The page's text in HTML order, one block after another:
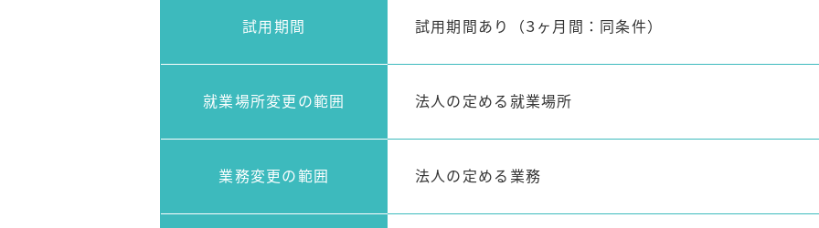
試用期間 試用期間あり（3ヶ月間：同条件）
就業場所変更の範囲 法人の定める就業場所
業務変更の範囲 法人の定める業務